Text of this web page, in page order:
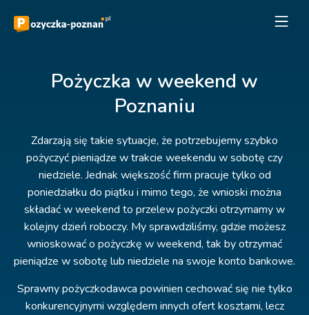
Pożyczka w weekend w
Poznaniu
Zdarzają się takie sytuacje, że potrzebujemy szybko
pożyczyć pieniądze w trakcie weekendu w sobotę czy
niedziele. Jednak większość firm pracuje tylko od
poniedziałku do piątku i mimo tego, że wnioski można
składać w weekend to przelew pożyczki otrzymamy w
kolejny dzień roboczy. My sprawdziliśmy, gdzie możesz
wnioskować o pożyczkę w weekend, tak by otrzymać
pieniądze w sobotę lub niedziele na swoje konto bankowe.
Sprawny pożyczkodawca powinien cechować się nie tylko
konkurencyjnymi względem innych ofert kosztami, lecz